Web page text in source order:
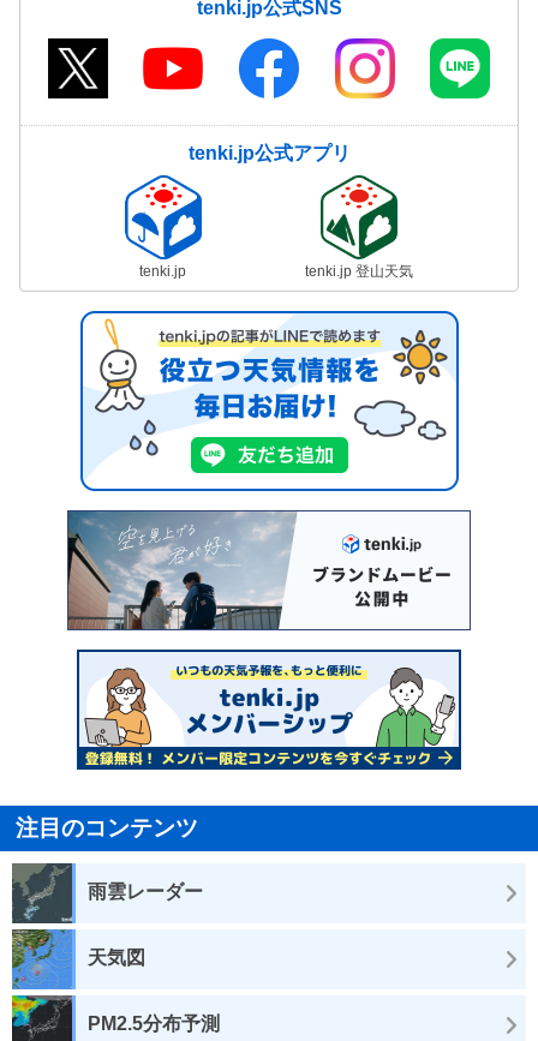
tenki.jp公式SNS
tenki.jp公式アプリ
tenki.jp tenki.jp 登山天気
注目のコンテンツ
雨雲レーダー
天気図
PM2.5分布予測